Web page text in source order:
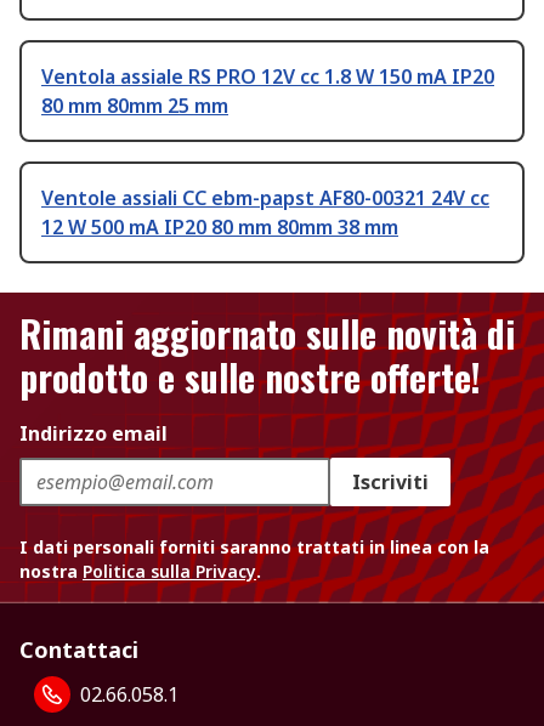
Ventola assiale RS PRO 12V cc 1.8 W 150 mA IP20
80 mm 80mm 25 mm
Ventole assiali CC ebm-papst AF80-00321 24V cc
12 W 500 mA IP20 80 mm 80mm 38 mm
Rimani aggiornato sulle novità di
prodotto e sulle nostre offerte!
Indirizzo email
Iscriviti
I dati personali forniti saranno trattati in linea con la
nostra Politica sulla Privacy.
Contattaci
02.66.058.1